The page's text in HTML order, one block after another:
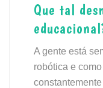
Que tal
A gente está
robótica e